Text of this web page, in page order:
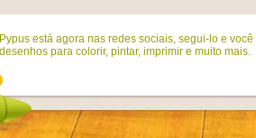
Pypus está agora nas redes sociais, segui-lo e
desenhos para colorir, pintar, imprimir e muito mais.